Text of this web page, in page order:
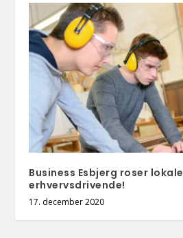
Business Esbjerg roser lokale
erhvervsdrivende!
17. december 2020